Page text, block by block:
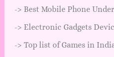
-> Best Mobile Phone
-> Electronic Gadgets
-> Top list of Games in